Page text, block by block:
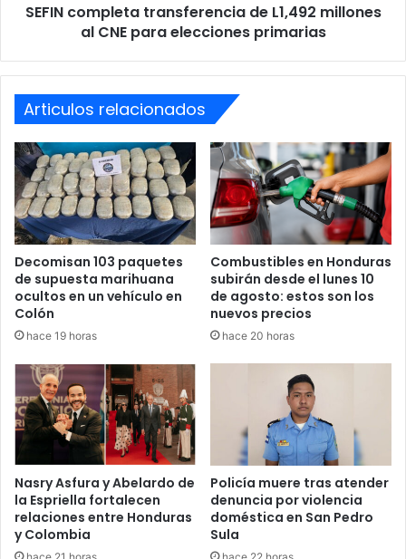
elecciones
SEFIN completa transferencia de L1,492 millones
al CNE para elecciones primarias
Articulos relacionados
Decomisan 103 paquetes
de supuesta marihuana
ocultos en un vehículo en
Colón
hace 19 horas
Combustibles en Honduras
subirán desde el lunes 10
de agosto: estos son los
nuevos precios
hace 20 horas
Nasry Asfura y Abelardo de
la Espriella fortalecen
relaciones entre Honduras
y Colombia
Policía muere tras atender
denuncia por violencia
doméstica en San Pedro
Sula